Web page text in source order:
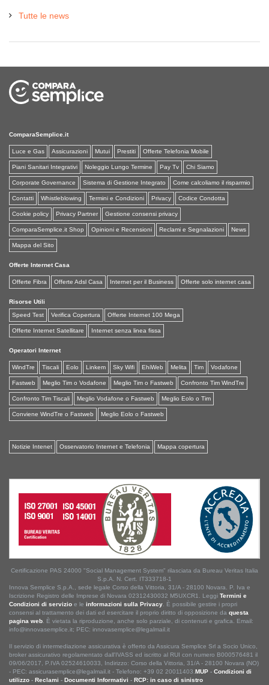
Tutte le news
ComparaSemplice.it
Luce e Gas Assicurazioni Mutui Prestiti Offerte Telefonia Mobile
Piani Sanitari Integrativi Noleggio Lungo Termine Pay Tv Chi Siamo
Corporate Governance Sistema di Gestione Integrato Come calcoliamo il risparmio
Contatti Whistleblowing Termini e Condizioni Privacy Codice Condotta
Cookie policy Privacy Partner Gestione consensi privacy
ComparaSemplice.it Shop Opinioni e Recensioni Reclami e Segnalazioni News
Mappa del Sito
Offerte Internet Casa
Offerte Fibra Offerte Adsl Casa Internet per il Business Offerte solo internet casa
Risorse Utili
Speed Test
Verifica Copertura Offerte Internet 100 Mega
Offerte Internet Satellitare Internet senza linea fissa
Operatori Internet
WindTre Tiscali Eolo Linkem Sky Wifi EhiWeb Melita Tim Vodafone
Fastweb Meglio Tim o Vodafone Meglio Tim o Fastweb Confronto Tim WindTre
Confronto Tim Tiscali Meglio Vodafone o Fastweb Meglio Eolo o Tim
Conviene WindTre o Fastweb Meglio Eolo o Fastweb
Notizie Intenet Osservatorio Internet e Telefonia Mappa copertura
Certificazione PAS 24000 "Social Management System" rilasciata da Bureau Veritas Italia
S.p.A. N. Cert. IT333718-1
Innova Semplice S.p.A., sede legale Corso della Vittoria, 31/A - 28100 Novara. P. Iva e
Iscrizione Registro delle Imprese di Novara 02312430032 M5UXCR1. Leggi Termini e
Condizioni di servizio e le informazioni sulla Privacy . È possibile gestire i propri
consensi al trattamento dei dati ed esercitare il proprio diritto di opposizione da questa
pagina web . È vietata la riproduzione, anche solo parziale, di contenuti e grafica. Email:
info@innovasemplice.it; PEC: innovasemplice@legalmail.it
Il servizio di intermediazione assicurativa è offerto da Assicura Semplice Srl a Socio Unico,
broker assicurativo regolamentato dall'IVASS ed iscritto al RUI con numero B000576481 il
09/06/2017, P.IVA 02524610033, Indirizzo: Corso della Vittoria, 31/A - 28100 Novara (NO)
- PEC: assicurasemplice@legalmail.it - Telefono: +39 02 20011403. MUP - Condizioni di
utilizzo - Reclami - Documenti Informativi - RCP: in caso di sinistro